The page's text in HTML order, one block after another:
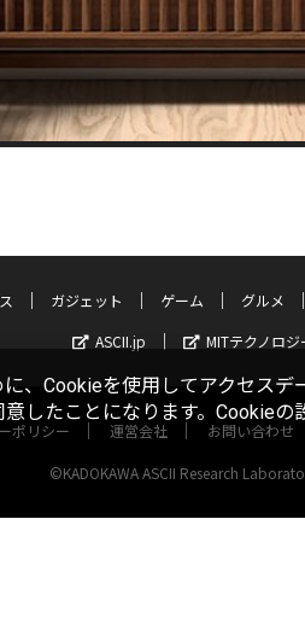
ガジェット ゲーム グルメ
ASCII.jp
MITテクノロ
ポリシー 運営会社 お問い合わせ
©KADOKAWA ASCII Research
、Cookieを使用してアクセスデ
したことになります。Cookie